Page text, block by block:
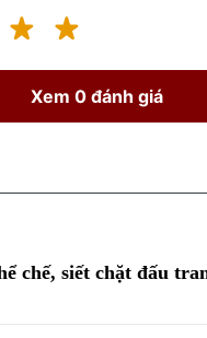
Xem 0 đánh giá
chế, siết chặt đấu